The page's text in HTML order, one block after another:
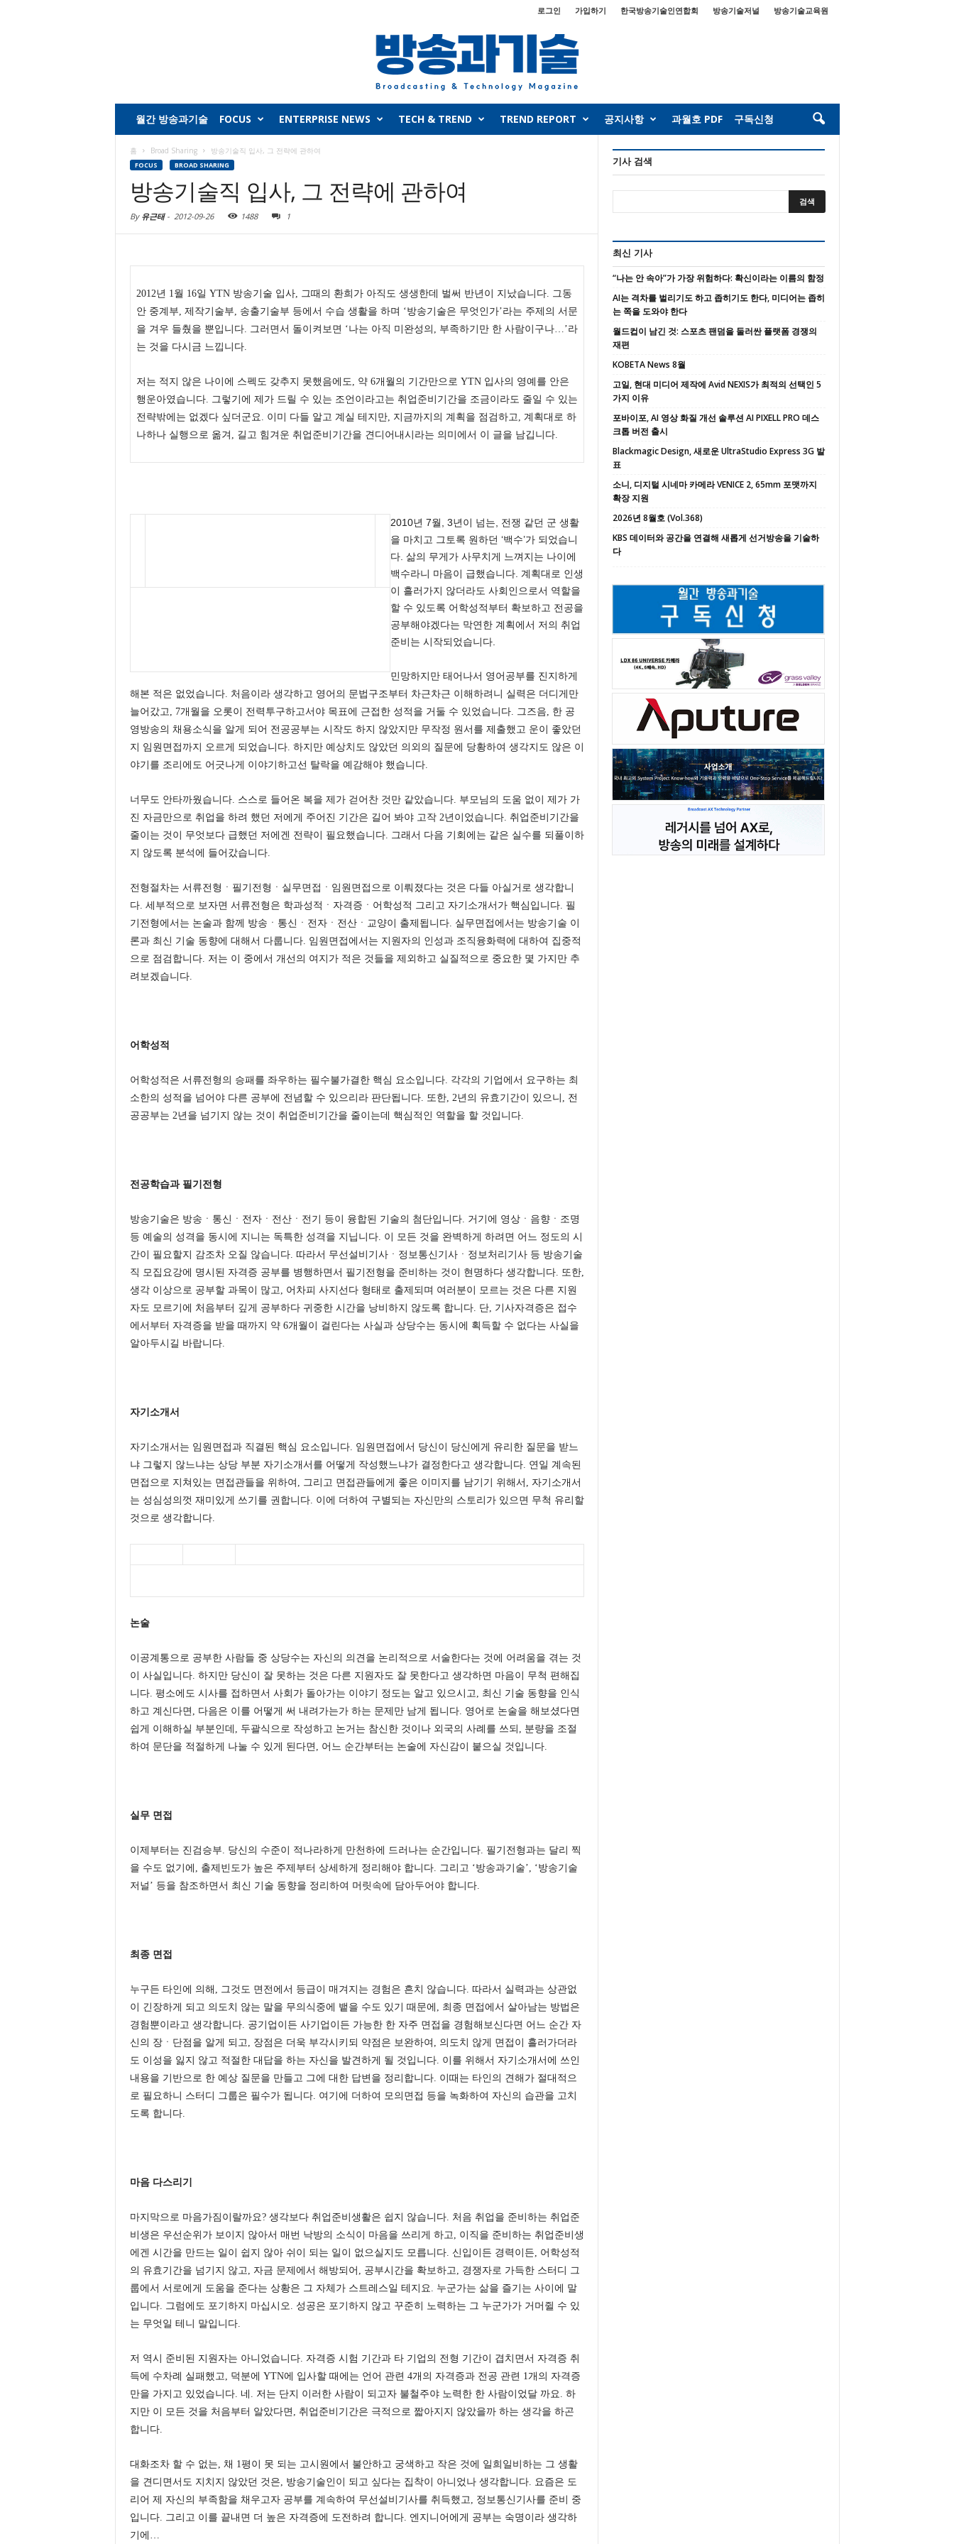
로그인 가입하기 한국방송기술인연합회 방송기술저널 방송기술교육원
월간 방송과기술 FOCUS ENTERPRISE NEWS TECH & TREND TREND REPORT 공지사항 과월호 PDF 구독신청
홈 Broad Sharing 방송기술직 입사, 그 전략에 관하여
FOCUS BROAD SHARING
방송기술직 입사, 그 전략에 관하여
By 유근태- 2012-09-26 1488 1
2012년 1월 16일 YTN 방송기술 입사, 그때의 환희가 아직도 생생한데 벌써 반년이 지났습니다. 그동
안 중계부, 제작기술부, 송출기술부 등에서 수습 생활을 하며 ‘방송기술은 무엇인가’라는 주제의 서문
을 겨우 들췄을 뿐입니다. 그러면서 돌이켜보면 ‘나는 아직 미완성의, 부족하기만 한 사람이구나…’라
는 것을 다시금 느낍니다.
저는 적지 않은 나이에 스펙도 갖추지 못했음에도, 약 6개월의 기간만으로 YTN 입사의 영예를 안은
행운아였습니다. 그렇기에 제가 드릴 수 있는 조언이라고는 취업준비기간을 조금이라도 줄일 수 있는
전략밖에는 없겠다 싶더군요. 이미 다들 알고 계실 테지만, 지금까지의 계획을 점검하고, 계획대로 하
나하나 실행으로 옮겨, 길고 힘겨운 취업준비기간을 견디어내시라는 의미에서 이 글을 남깁니다.
2010년 7월, 3년이 넘는, 전쟁 같던 군 생활
을 마치고 그토록 원하던 ‘백수’가 되었습니
다. 삶의 무게가 사무치게 느껴지는 나이에
백수라니 마음이 급했습니다. 계획대로 인생
이 흘러가지 않더라도 사회인으로서 역할을
할 수 있도록 어학성적부터 확보하고 전공을
공부해야겠다는 막연한 계획에서 저의 취업
준비는 시작되었습니다.
민망하지만 태어나서 영어공부를 진지하게
해본 적은 없었습니다. 처음이라 생각하고 영어의 문법구조부터 차근차근 이해하려니 실력은 더디게만
늘어갔고, 7개월을 오롯이 전력투구하고서야 목표에 근접한 성적을 거둘 수 있었습니다. 그즈음, 한 공
영방송의 채용소식을 알게 되어 전공공부는 시작도 하지 않았지만 무작정 원서를 제출했고 운이 좋았던
지 임원면접까지 오르게 되었습니다. 하지만 예상치도 않았던 의외의 질문에 당황하여 생각지도 않은 이
야기를 조리에도 어긋나게 이야기하고선 탈락을 예감해야 했습니다.
너무도 안타까웠습니다. 스스로 들어온 복을 제가 걷어찬 것만 같았습니다. 부모님의 도움 없이 제가 가
진 자금만으로 취업을 하려 했던 저에게 주어진 기간은 길어 봐야 고작 2년이었습니다. 취업준비기간을
줄이는 것이 무엇보다 급했던 저에겐 전략이 필요했습니다. 그래서 다음 기회에는 같은 실수를 되풀이하
지 않도록 분석에 들어갔습니다.
전형절차는 서류전형ㆍ필기전형ㆍ실무면접ㆍ임원면접으로 이뤄졌다는 것은 다들 아실거로 생각합니
다. 세부적으로 보자면 서류전형은 학과성적ㆍ자격증ㆍ어학성적 그리고 자기소개서가 핵심입니다. 필
기전형에서는 논술과 함께 방송ㆍ통신ㆍ전자ㆍ전산ㆍ교양이 출제됩니다. 실무면접에서는 방송기술 이
론과 최신 기술 동향에 대해서 다룹니다. 임원면접에서는 지원자의 인성과 조직융화력에 대하여 집중적
으로 점검합니다. 저는 이 중에서 개선의 여지가 적은 것들을 제외하고 실질적으로 중요한 몇 가지만 추
려보겠습니다.
어학성적
어학성적은 서류전형의 승패를 좌우하는 필수불가결한 핵심 요소입니다. 각각의 기업에서 요구하는 최
소한의 성적을 넘어야 다른 공부에 전념할 수 있으리라 판단됩니다. 또한, 2년의 유효기간이 있으니, 전
공공부는 2년을 넘기지 않는 것이 취업준비기간을 줄이는데 핵심적인 역할을 할 것입니다.
전공학습과 필기전형
방송기술은 방송ㆍ통신ㆍ전자ㆍ전산ㆍ전기 등이 융합된 기술의 첨단입니다. 거기에 영상ㆍ음향ㆍ조명
등 예술의 성격을 동시에 지니는 독특한 성격을 지닙니다. 이 모든 것을 완벽하게 하려면 어느 정도의 시
간이 필요할지 감조차 오질 않습니다. 따라서 무선설비기사ㆍ정보통신기사ㆍ정보처리기사 등 방송기술
직 모집요강에 명시된 자격증 공부를 병행하면서 필기전형을 준비하는 것이 현명하다 생각합니다. 또한,
생각 이상으로 공부할 과목이 많고, 어차피 사지선다 형태로 출제되며 여러분이 모르는 것은 다른 지원
자도 모르기에 처음부터 깊게 공부하다 귀중한 시간을 낭비하지 않도록 합니다. 단, 기사자격증은 접수
에서부터 자격증을 받을 때까지 약 6개월이 걸린다는 사실과 상당수는 동시에 획득할 수 없다는 사실을
알아두시길 바랍니다.
자기소개서
자기소개서는 임원면접과 직결된 핵심 요소입니다. 임원면접에서 당신이 당신에게 유리한 질문을 받느
냐 그렇지 않느냐는 상당 부분 자기소개서를 어떻게 작성했느냐가 결정한다고 생각합니다. 연일 계속된
면접으로 지쳐있는 면접관들을 위하여, 그리고 면접관들에게 좋은 이미지를 남기기 위해서, 자기소개서
는 성심성의껏 재미있게 쓰기를 권합니다. 이에 더하여 구별되는 자신만의 스토리가 있으면 무척 유리할
것으로 생각합니다.
논술
이공계통으로 공부한 사람들 중 상당수는 자신의 의견을 논리적으로 서술한다는 것에 어려움을 겪는 것
이 사실입니다. 하지만 당신이 잘 못하는 것은 다른 지원자도 잘 못한다고 생각하면 마음이 무척 편해집
니다. 평소에도 시사를 접하면서 사회가 돌아가는 이야기 정도는 알고 있으시고, 최신 기술 동향을 인식
하고 계신다면, 다음은 이를 어떻게 써 내려가는가 하는 문제만 남게 됩니다. 영어로 논술을 해보셨다면
쉽게 이해하실 부분인데, 두괄식으로 작성하고 논거는 참신한 것이나 외국의 사례를 쓰되, 분량을 조절
하여 문단을 적절하게 나눌 수 있게 된다면, 어느 순간부터는 논술에 자신감이 붙으실 것입니다.
실무 면접
이제부터는 진검승부. 당신의 수준이 적나라하게 만천하에 드러나는 순간입니다. 필기전형과는 달리 찍
을 수도 없기에, 출제빈도가 높은 주제부터 상세하게 정리해야 합니다. 그리고 ‘방송과기술’, ‘방송기술
저널’ 등을 참조하면서 최신 기술 동향을 정리하여 머릿속에 담아두어야 합니다.
최종 면접
누구든 타인에 의해, 그것도 면전에서 등급이 매겨지는 경험은 흔치 않습니다. 따라서 실력과는 상관없
이 긴장하게 되고 의도치 않는 말을 무의식중에 뱉을 수도 있기 때문에, 최종 면접에서 살아남는 방법은
경험뿐이라고 생각합니다. 공기업이든 사기업이든 가능한 한 자주 면접을 경험해보신다면 어느 순간 자
신의 장ㆍ단점을 알게 되고, 장점은 더욱 부각시키되 약점은 보완하여, 의도치 않게 면접이 흘러가더라
도 이성을 잃지 않고 적절한 대답을 하는 자신을 발견하게 될 것입니다. 이를 위해서 자기소개서에 쓰인
내용을 기반으로 한 예상 질문을 만들고 그에 대한 답변을 정리합니다. 이때는 타인의 견해가 절대적으
로 필요하니 스터디 그룹은 필수가 됩니다. 여기에 더하여 모의면접 등을 녹화하여 자신의 습관을 고치
도록 합니다.
마음 다스리기
마지막으로 마음가짐이랄까요? 생각보다 취업준비생활은 쉽지 않습니다. 처음 취업을 준비하는 취업준
비생은 우선순위가 보이지 않아서 매번 낙방의 소식이 마음을 쓰리게 하고, 이직을 준비하는 취업준비생
에겐 시간을 만드는 일이 쉽지 않아 쉬이 되는 일이 없으실지도 모릅니다. 신입이든 경력이든, 어학성적
의 유효기간을 넘기지 않고, 자금 문제에서 해방되어, 공부시간을 확보하고, 경쟁자로 가득한 스터디 그
룹에서 서로에게 도움을 준다는 상황은 그 자체가 스트레스일 테지요. 누군가는 삶을 즐기는 사이에 말
입니다. 그럼에도 포기하지 마십시오. 성공은 포기하지 않고 꾸준히 노력하는 그 누군가가 거머쥘 수 있
는 무엇일 테니 말입니다.
저 역시 준비된 지원자는 아니었습니다. 자격증 시험 기간과 타 기업의 전형 기간이 겹치면서 자격증 취
득에 수차례 실패했고, 덕분에 YTN에 입사할 때에는 언어 관련 4개의 자격증과 전공 관련 1개의 자격증
만을 가지고 있었습니다. 네. 저는 단지 이러한 사람이 되고자 불철주야 노력한 한 사람이었달 까요. 하
지만 이 모든 것을 처음부터 알았다면, 취업준비기간은 극적으로 짧아지지 않았을까 하는 생각을 하곤
합니다.
대화조차 할 수 없는, 채 1평이 못 되는 고시원에서 불안하고 궁색하고 작은 것에 일희일비하는 그 생활
을 견디면서도 지치지 않았던 것은, 방송기술인이 되고 싶다는 집착이 아니었나 생각합니다. 요즘은 도
리어 제 자신의 부족함을 채우고자 공부를 계속하여 무선설비기사를 취득했고, 정보통신기사를 준비 중
입니다. 그리고 이를 끝내면 더 높은 자격증에 도전하려 합니다. 엔지니어에게 공부는 숙명이라 생각하
기에…
기사 검색
최신 기사
“나는 안 속아”가 가장 위험하다: 확신이라는 이름의 함정
AI는 격차를 벌리기도 하고 좁히기도 한다, 미디어는 좁히
는 쪽을 도와야 한다
월드컵이 남긴 것: 스포츠 팬덤을 둘러싼 플랫폼 경쟁의
재편
KOBETA News 8월
고일, 현대 미디어 제작에 Avid NEXIS가 최적의 선택인 5
가지 이유
포바이포, AI 영상 화질 개선 솔루션 AI PIXELL PRO 데스
크톱 버전 출시
Blackmagic Design, 새로운 UltraStudio Express 3G 발
표
소니, 디지털 시네마 카메라 VENICE 2, 65mm 포맷까지
확장 지원
2026년 8월호 (Vol.368)
KBS 데이터와 공간을 연결해 새롭게 선거방송을 기술하
다